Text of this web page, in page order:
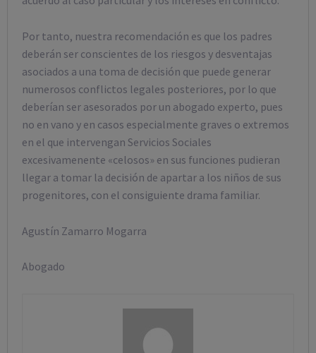
Por tanto, nuestra recomendación es que los padres
deberán ser conscientes de los riesgos y desventajas
asociados a una toma de decisión que puede generar
numerosos conflictos legales posteriores, por lo que
deberían ser asesorados por un abogado experto, pues
no en vano y en casos especialmente graves o extremos
en el que intervengan Servicios Sociales
excesivamenente «celosos» en sus funciones pudieran
llegar a tomar la decisión de apartar a los niños de sus
progenitores, con el consiguiente drama familiar.
Agustín Zamarro Mogarra
Abogado